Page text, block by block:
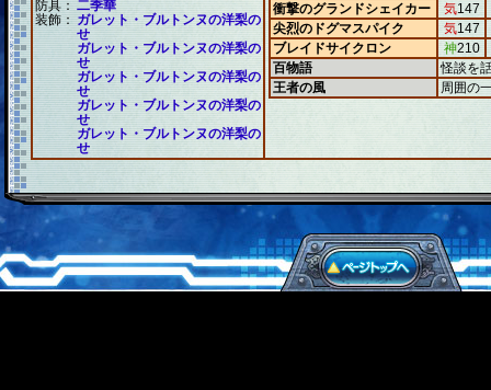
防具： 二季華
装飾： ガレット・ブルトンヌの洋梨の
せ
ガレット・ブルトンヌの洋梨の
せ
ガレット・ブルトンヌの洋梨の
せ
ガレット・ブルトンヌの洋梨の
せ
ガレット・ブルトンヌの洋梨の
せ
衝撃のグランドシェイカー
気147
尖烈のドグマスパイク
気147
ブレイドサイクロン
神210
百物語
怪談を
王者の風
周囲の